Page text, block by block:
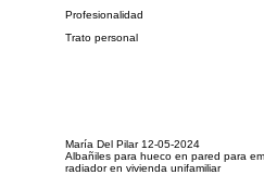
Profesionalidad
Trato personal
María Del Pilar 12-05-2024
Albañiles para hueco en pared para
radiador en vivienda unifamiliar